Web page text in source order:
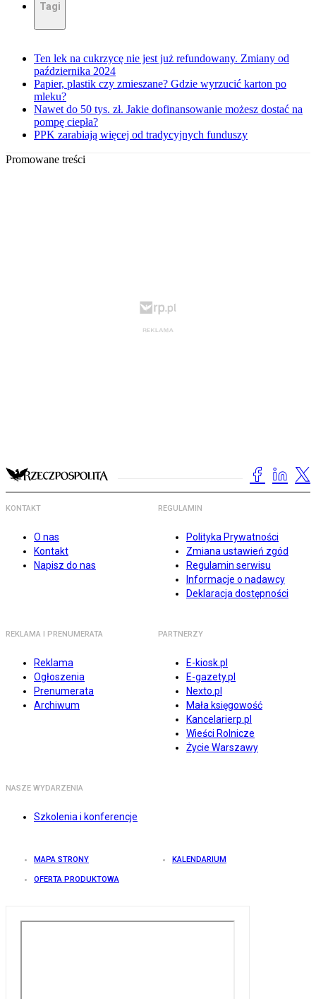
Tagi
Ten lek na cukrzycę nie jest już refundowany. Zmiany od
października 2024
Papier, plastik czy zmieszane? Gdzie wyrzucić karton po
mleku?
Nawet do 50 tys. zł. Jakie dofinansowanie możesz dostać na
pompę ciepła?
PPK zarabiają więcej od tradycyjnych funduszy
Promowane treści
KONTAKT
O nas
Kontakt
Napisz do nas
REGULAMIN
Polityka Prywatności
Zmiana ustawień zgód
Regulamin serwisu
Informacje o nadawcy
Deklaracja dostępności
REKLAMA I PRENUMERATA
Reklama
Ogłoszenia
Prenumerata
Archiwum
PARTNERZY
E-kiosk.pl
E-gazety.pl
Nexto.pl
Mała księgowość
Kancelarierp.pl
Wieści Rolnicze
Życie Warszawy
NASZE WYDARZENIA
Szkolenia i konferencje
MAPA STRONY KALENDARIUM
OFERTA PRODUKTOWA